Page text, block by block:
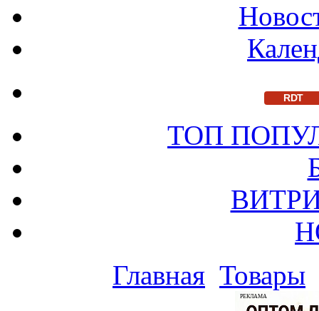
RDT
ТОП
Главная Товары
РЕКЛАМА